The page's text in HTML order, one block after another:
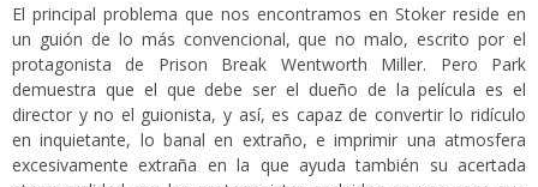
El principal problema que nos encontramos en Stoker reside en
un guión de lo más convencional, que no malo, escrito por el
protagonista de Prison Break Wentworth Miller. Pero Park
demuestra que el que debe ser el dueño de la película es el
director y no el guionista, y así, es capaz de convertir lo ridículo
en inquietante, lo banal en extraño, e imprimir una atmosfera
excesivamente extraña en la que ayuda también su acertada